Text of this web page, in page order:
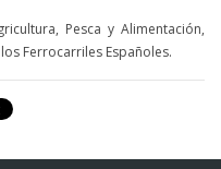
Pesca y Alimentación,
Ferrocarriles Españoles.